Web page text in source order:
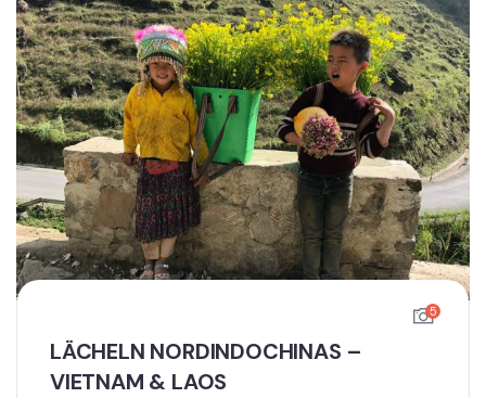
5
LÄCHELN NORDINDOCHINAS –
VIETNAM & LAOS